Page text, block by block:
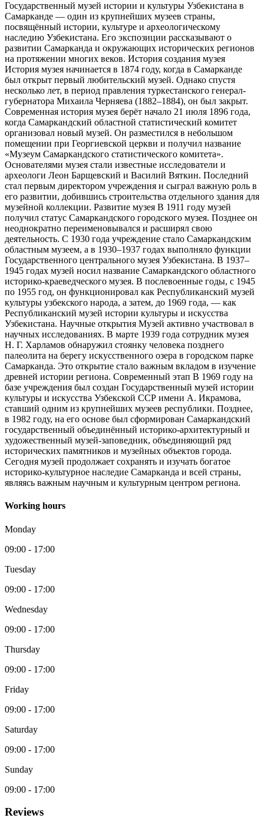
Государственный музей истории и культуры Узбекистана в
Самарканде — один из крупнейших музеев страны,
посвящённый истории, культуре и археологическому
наследию Узбекистана. Его экспозиции рассказывают о
развитии Самарканда и окружающих исторических регионов
на протяжении многих веков. История создания музея
История музея начинается в 1874 году, когда в Самарканде
был открыт первый любительский музей. Однако спустя
несколько лет, в период правления туркестанского генерал-
губернатора Михаила Черняева (1882–1884), он был закрыт.
Современная история музея берёт начало 21 июля 1896 года,
когда Самаркандский областной статистический комитет
организовал новый музей. Он разместился в небольшом
помещении при Георгиевской церкви и получил название
«Музеум Самаркандского статистического комитета».
Основателями музея стали известные исследователи и
археологи Леон Барщевский и Василий Вяткин. Последний
стал первым директором учреждения и сыграл важную роль в
его развитии, добившись строительства отдельного здания для
музейной коллекции. Развитие музея В 1911 году музей
получил статус Самаркандского городского музея. Позднее он
неоднократно переименовывался и расширял свою
деятельность. С 1930 года учреждение стало Самаркандским
областным музеем, а в 1930–1937 годах выполняло функции
Государственного центрального музея Узбекистана. В 1937–
1945 годах музей носил название Самаркандского областного
историко-краеведческого музея. В послевоенные годы, с 1945
по 1955 год, он функционировал как Республиканский музей
культуры узбекского народа, а затем, до 1969 года, — как
Республиканский музей истории культуры и искусства
Узбекистана. Научные открытия Музей активно участвовал в
научных исследованиях. В марте 1939 года сотрудник музея
Н. Г. Харламов обнаружил стоянку человека позднего
палеолита на берегу искусственного озера в городском парке
Самарканда. Это открытие стало важным вкладом в изучение
древней истории региона. Современный этап В 1969 году на
базе учреждения был создан Государственный музей истории
культуры и искусства Узбекской ССР имени А. Икрамова,
ставший одним из крупнейших музеев республики. Позднее,
в 1982 году, на его основе был сформирован Самаркандский
государственный объединённый историко-архитектурный и
художественный музей-заповедник, объединяющий ряд
исторических памятников и музейных объектов города.
Сегодня музей продолжает сохранять и изучать богатое
историко-культурное наследие Самарканда и всей страны,
являясь важным научным и культурным центром региона.
Working hours
Monday
09:00 - 17:00
Tuesday
09:00 - 17:00
Wednesday
09:00 - 17:00
Thursday
09:00 - 17:00
Friday
09:00 - 17:00
Saturday
09:00 - 17:00
Sunday
09:00 - 17:00
Reviews